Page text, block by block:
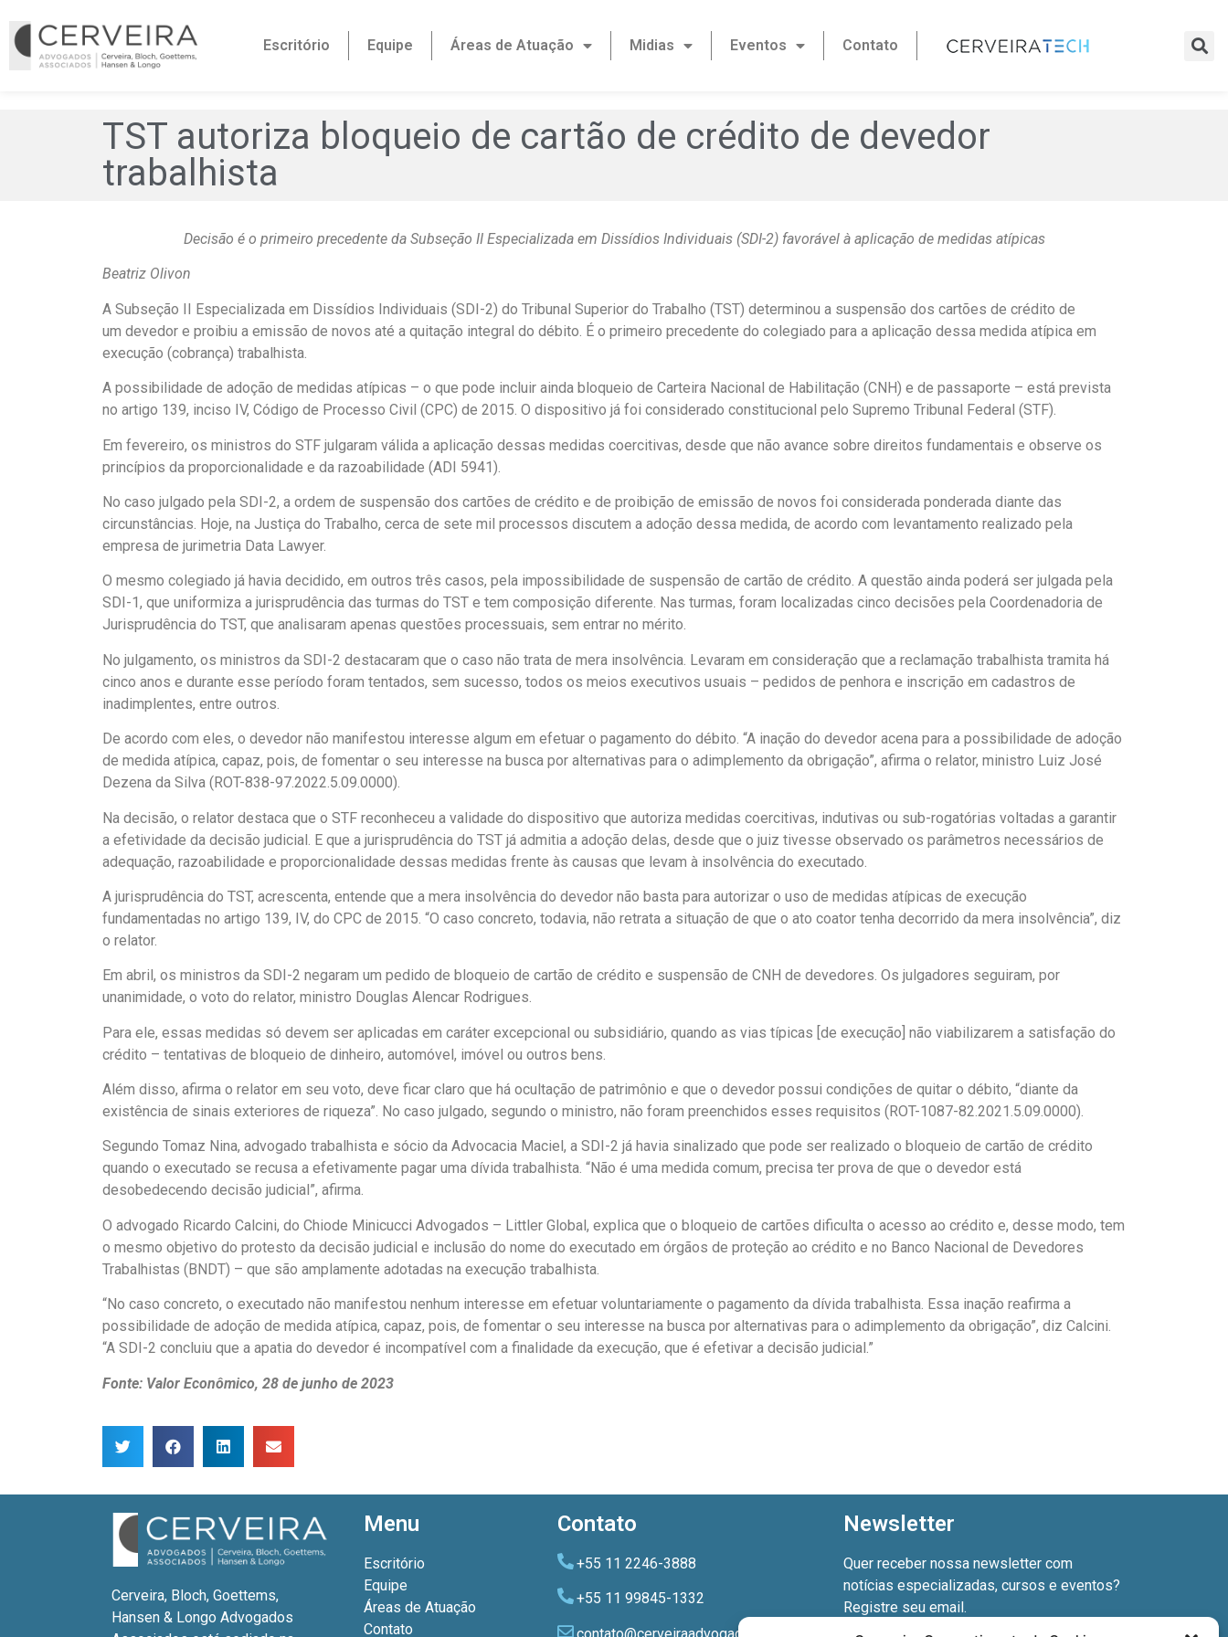
Escritório Equipe Áreas de Atuação Midias Eventos Contato
TST autoriza bloqueio de cartão de crédito de devedor
trabalhista
Decisão é o primeiro precedente da Subseção II Especializada em Dissídios Individuais (SDI-2) favorável à aplicação de medidas atípicas
Beatriz Olivon
A Subseção II Especializada em Dissídios Individuais (SDI-2) do Tribunal Superior do Trabalho (TST) determinou a suspensão dos cartões de crédito de
um devedor e proibiu a emissão de novos até a quitação integral do débito. É o primeiro precedente do colegiado para a aplicação dessa medida atípica em
execução (cobrança) trabalhista.
A possibilidade de adoção de medidas atípicas – o que pode incluir ainda bloqueio de Carteira Nacional de Habilitação (CNH) e de passaporte – está prevista
no artigo 139, inciso IV, Código de Processo Civil (CPC) de 2015. O dispositivo já foi considerado constitucional pelo Supremo Tribunal Federal (STF).
Em fevereiro, os ministros do STF julgaram válida a aplicação dessas medidas coercitivas, desde que não avance sobre direitos fundamentais e observe os
princípios da proporcionalidade e da razoabilidade (ADI 5941).
No caso julgado pela SDI-2, a ordem de suspensão dos cartões de crédito e de proibição de emissão de novos foi considerada ponderada diante das
circunstâncias. Hoje, na Justiça do Trabalho, cerca de sete mil processos discutem a adoção dessa medida, de acordo com levantamento realizado pela
empresa de jurimetria Data Lawyer.
O mesmo colegiado já havia decidido, em outros três casos, pela impossibilidade de suspensão de cartão de crédito. A questão ainda poderá ser julgada pela
SDI-1, que uniformiza a jurisprudência das turmas do TST e tem composição diferente. Nas turmas, foram localizadas cinco decisões pela Coordenadoria de
Jurisprudência do TST, que analisaram apenas questões processuais, sem entrar no mérito.
No julgamento, os ministros da SDI-2 destacaram que o caso não trata de mera insolvência. Levaram em consideração que a reclamação trabalhista tramita há
cinco anos e durante esse período foram tentados, sem sucesso, todos os meios executivos usuais – pedidos de penhora e inscrição em cadastros de
inadimplentes, entre outros.
De acordo com eles, o devedor não manifestou interesse algum em efetuar o pagamento do débito. “A inação do devedor acena para a possibilidade de adoção
de medida atípica, capaz, pois, de fomentar o seu interesse na busca por alternativas para o adimplemento da obrigação”, afirma o relator, ministro Luiz José
Dezena da Silva (ROT-838-97.2022.5.09.0000).
Na decisão, o relator destaca que o STF reconheceu a validade do dispositivo que autoriza medidas coercitivas, indutivas ou sub-rogatórias voltadas a garantir
a efetividade da decisão judicial. E que a jurisprudência do TST já admitia a adoção delas, desde que o juiz tivesse observado os parâmetros necessários de
adequação, razoabilidade e proporcionalidade dessas medidas frente às causas que levam à insolvência do executado.
A jurisprudência do TST, acrescenta, entende que a mera insolvência do devedor não basta para autorizar o uso de medidas atípicas de execução
fundamentadas no artigo 139, IV, do CPC de 2015. “O caso concreto, todavia, não retrata a situação de que o ato coator tenha decorrido da mera insolvência”, diz
o relator.
Em abril, os ministros da SDI-2 negaram um pedido de bloqueio de cartão de crédito e suspensão de CNH de devedores. Os julgadores seguiram, por
unanimidade, o voto do relator, ministro Douglas Alencar Rodrigues.
Para ele, essas medidas só devem ser aplicadas em caráter excepcional ou subsidiário, quando as vias típicas [de execução] não viabilizarem a satisfação do
crédito – tentativas de bloqueio de dinheiro, automóvel, imóvel ou outros bens.
Além disso, afirma o relator em seu voto, deve ficar claro que há ocultação de patrimônio e que o devedor possui condições de quitar o débito, “diante da
existência de sinais exteriores de riqueza”. No caso julgado, segundo o ministro, não foram preenchidos esses requisitos (ROT-1087-82.2021.5.09.0000).
Segundo Tomaz Nina, advogado trabalhista e sócio da Advocacia Maciel, a SDI-2 já havia sinalizado que pode ser realizado o bloqueio de cartão de crédito
quando o executado se recusa a efetivamente pagar uma dívida trabalhista. “Não é uma medida comum, precisa ter prova de que o devedor está
desobedecendo decisão judicial”, afirma.
O advogado Ricardo Calcini, do Chiode Minicucci Advogados – Littler Global, explica que o bloqueio de cartões dificulta o acesso ao crédito e, desse modo, tem
o mesmo objetivo do protesto da decisão judicial e inclusão do nome do executado em órgãos de proteção ao crédito e no Banco Nacional de Devedores
Trabalhistas (BNDT) – que são amplamente adotadas na execução trabalhista.
“No caso concreto, o executado não manifestou nenhum interesse em efetuar voluntariamente o pagamento da dívida trabalhista. Essa inação reafirma a
possibilidade de adoção de medida atípica, capaz, pois, de fomentar o seu interesse na busca por alternativas para o adimplemento da obrigação”, diz Calcini.
“A SDI-2 concluiu que a apatia do devedor é incompatível com a finalidade da execução, que é efetivar a decisão judicial.”
Fonte: Valor Econômico, 28 de junho de 2023
Cerveira, Bloch, Goettems,
Hansen & Longo Advogados
Menu
Escritório
Equipe
Áreas de Atuação
Contato
Contato
+55 11 2246-3888
+55 11 99845-1332
Newsletter
Quer receber nossa newsletter com
notícias especializadas, cursos e eventos?
Registre seu email.